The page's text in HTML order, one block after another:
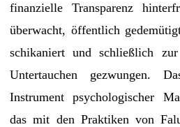
finanzielle Transparenz
überwacht, öffentlich
schikaniert und schließlich
Untertauchen gezwungen.
Instrument psychologischer
das mit den Praktiken von